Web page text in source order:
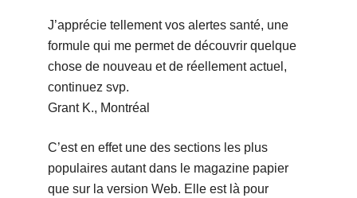
J’apprécie tellement vos alertes santé, une
formule qui me permet de découvrir quelque
chose de nouveau et de réellement actuel,
continuez svp.
Grant K., Montréal
C’est en effet une des sections les plus
populaires autant dans le magazine papier
que sur la version Web. Elle est là pour